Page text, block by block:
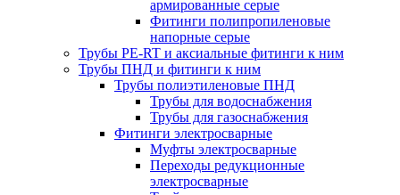
армированные серые
Фитинги полипропиленовые
напорные серые
Трубы PE-RT и аксиальные фитинги к ним
Трубы ПНД и фитинги к ним
Трубы полиэтиленовые ПНД
Трубы для водоснабжения
Трубы для газоснабжения
Фитинги электросварные
Муфты электросварные
Переходы редукционные
электросварные